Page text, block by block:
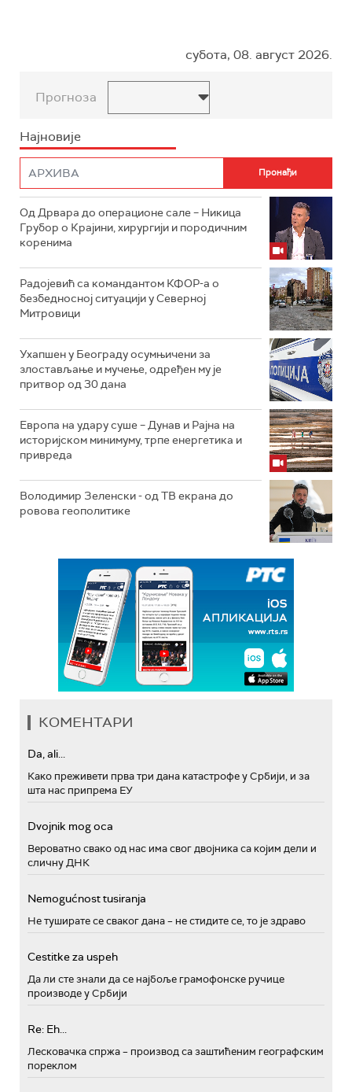
субота, 08. август 2026.
Прогноза
Најновије
Од Дрвара до операционе сале – Никица
Грубор о Крајини, хирургији и породичним
коренима
Радојевић са командантом КФОР-а о
безбедносној ситуацији у Северној
Митровици
Ухапшен у Београду осумњичени за
злостављање и мучење, одређен му је
притвор од 30 дана
Европа на удару суше – Дунав и Рајна на
историјском минимуму, трпе енергетика и
привреда
Володимир Зеленски - од ТВ екрана до
ровова геополитике
КОМЕНТАРИ
Da, ali...
Како преживети прва три дана катастрофе у Србији, и за
шта нас припрема ЕУ
Dvojnik mog oca
Вероватно свако од нас има свог двојника са којим дели и
сличну ДНК
Nemogućnost tusiranja
Не туширате се сваког дана – не стидите се, то је здраво
Cestitke za uspeh
Да ли сте знали да се најбоље грамофонске ручице
производе у Србији
Re: Eh...
Лесковачка спржа – производ са заштићеним географским
пореклом